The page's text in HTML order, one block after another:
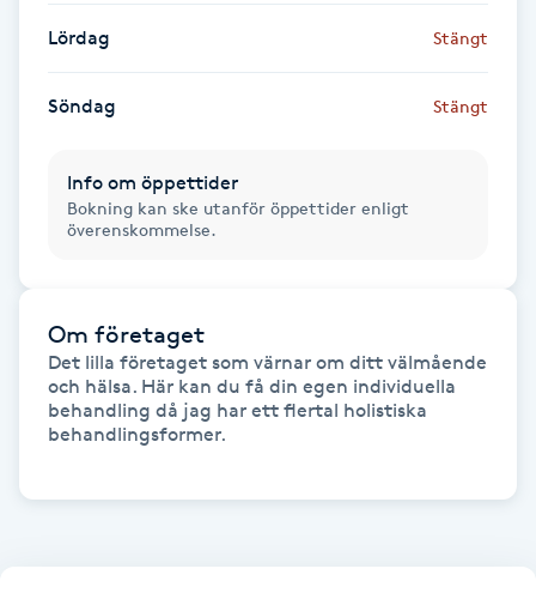
Hudföryngring
Hudvård
Hyaluronsyra
Lördag Stängt
Söndag Stängt
Info om öppettider
Bokning kan ske utanför öppettider enligt
överenskommelse.
Om företaget
Det lilla företaget som värnar om ditt välmående
och hälsa. Här kan du få din egen individuella
behandling då jag har ett flertal holistiska
behandlingsformer.